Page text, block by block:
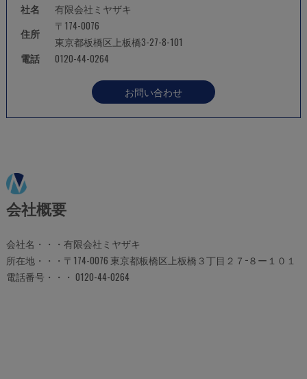
社名
有限会社ミヤザキ
住所
〒174-0076
東京都板橋区上板橋3-27-8-101
電話
0120-44-0264
お問い合わせ
会社概要
会社名・・・有限会社ミヤザキ
所在地・・・〒174-0076 東京都板橋区上板橋３丁目２７−８ー１０１
電話番号・・・ 0120-44-0264